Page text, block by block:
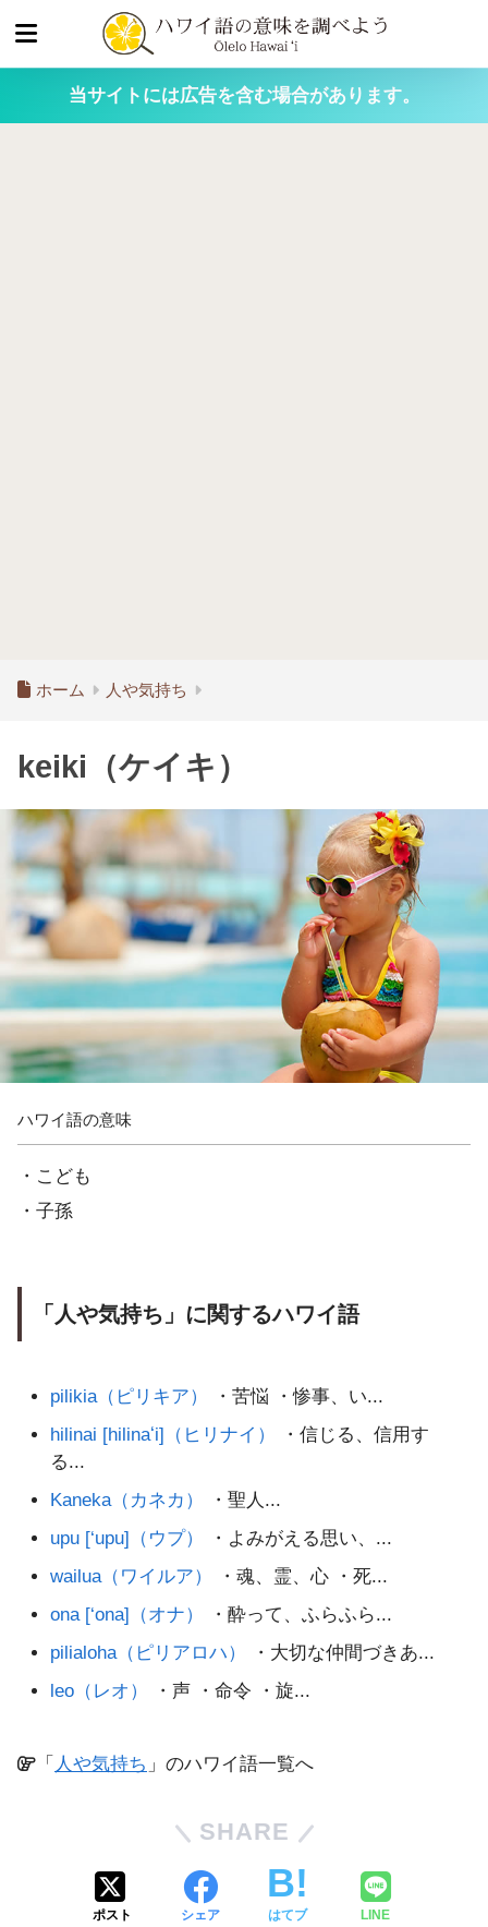
当サイトには広告を含む場合があります。
ホーム 人や気持ち
keiki（ケイキ）
ハワイ語の意味
・こども
・子孫
「人や気持ち」に関するハワイ語
pilikia（ピリキア）
・苦悩 ・惨事、い...
hilinai [hilinaʻi]（ヒリナイ）
・信じる、信用す
る...
Kaneka（カネカ）
・聖人...
upu [‘upu]（ウプ）
・よみがえる思い、...
wailua（ワイルア）
・魂、霊、心 ・死...
ona [‘ona]（オナ）
・酔って、ふらふら...
pilialoha（ピリアロハ）
・大切な仲間づきあ...
leo（レオ）
・声 ・命令 ・旋...
「 人や気持ち 」のハワイ語一覧へ
SHARE
ポスト シェア はてブ LINE